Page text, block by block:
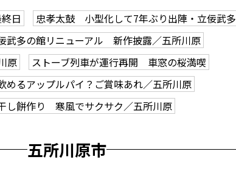
日
忠孝太鼓 小型化して7年ぶり出陣・立佞武多
武多の館リニューアル 新作披露／五所川原
原
ストーブ列車が運行再開 車窓の桜満喫
めるアップルパイ？ご賞味あれ／五所川原
し餅作り 寒風でサクサク／五所川原
五所川原市